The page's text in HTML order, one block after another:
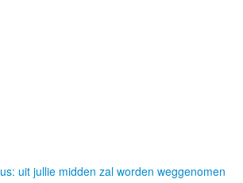
uit jullie midden zal worden weggenomen